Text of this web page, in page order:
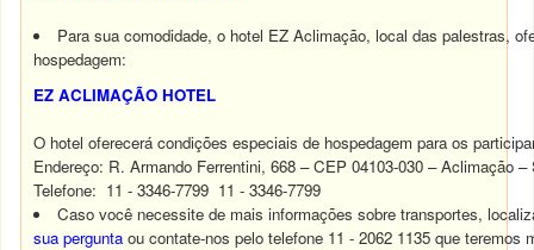
Para sua comodidade, o hotel EZ Aclimação, local das palestras,
hospedagem:
EZ ACLIMAÇÃO HOTEL
O hotel oferecerá condições especiais de hospedagem para os
Endereço: R. Armando Ferrentini, 668 – CEP 04103-030 – Aclimação –
Telefone: 11 - 3346-7799 11 - 3346-7799
Caso você necessite de mais informações sobre transportes,
sua perguntaou contate-nos pelo telefone 11 - 2062 1135 que teremos